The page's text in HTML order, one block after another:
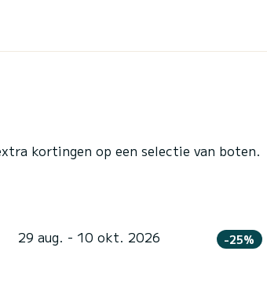
kortingen op een selectie van boten.
29 aug. - 10 okt. 2026 -25%